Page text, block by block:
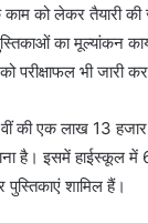
को लेकर तैयारी की
का मूल्यांकन
भी जारी कर
की एक लाख 13
है। इसमें हाईस्कूल
शामिल हैं।